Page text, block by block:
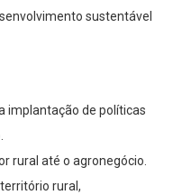
sustentável
implantação de políticas
rural até o agronegócio.
rural,